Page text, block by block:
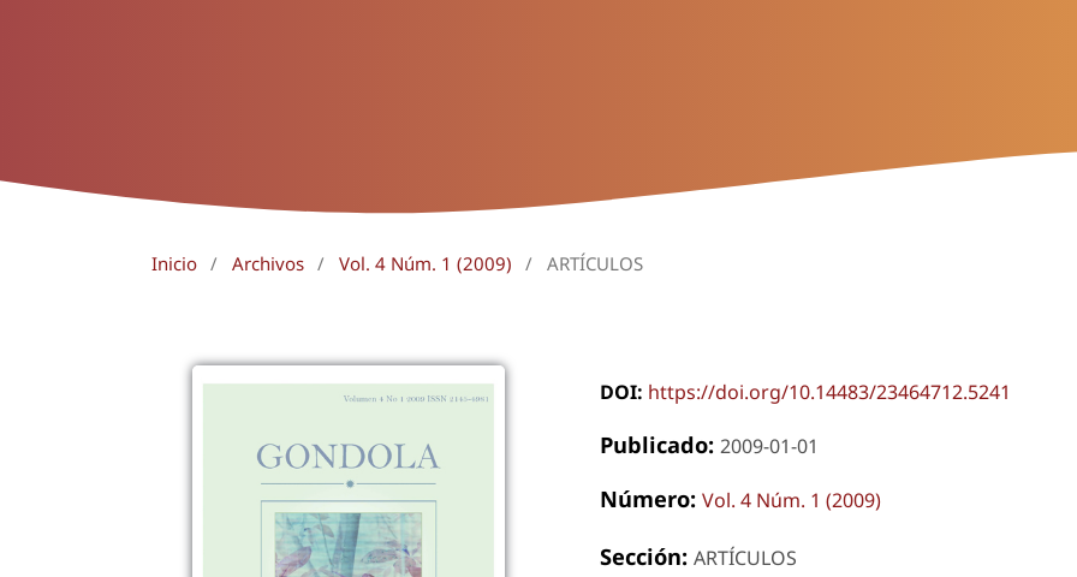
Inicio / Archivos / Vol. 4 Núm. 1 (2009) / ARTÍCULOS
DOI: https://doi.org/10.14483/23464712.5241
Publicado: 2009-01-01
Número: Vol. 4 Núm. 1 (2009)
Sección: ARTÍCULOS